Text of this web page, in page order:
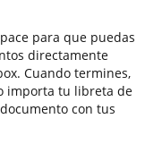
para que puedas
directamente
Cuando termines,
importa tu libreta de
con tus